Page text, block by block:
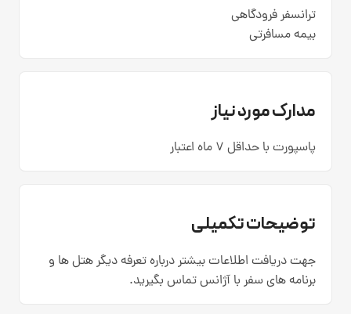
ترانسفر فرودگاهی
بیمه مسافرتی
مدارک مورد نیاز
پاسپورت با حداقل 7 ماه اعتبار
توضیحات تکمیلی
جهت دریافت اطلاعات بیشتر درباره تعرفه دیگر هتل ها و
برنامه های سفر با آژانس تماس بگیرید.